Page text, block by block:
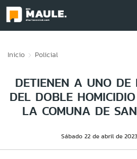
Inicio Policial
DETIENEN A UNO DE
DEL DOBLE
LA COMUNA DE
Sábado 22 de abril de 2023